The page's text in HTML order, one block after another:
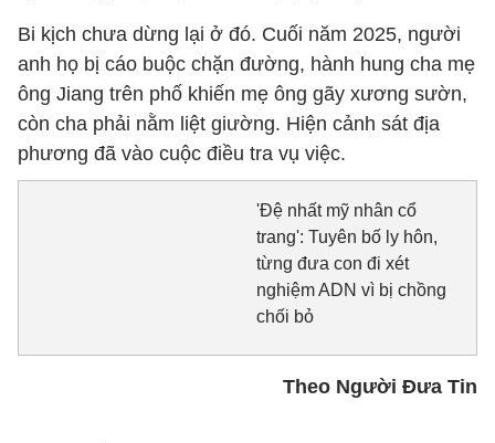
Bi kịch chưa dừng lại ở đó. Cuối năm 2025, người
anh họ bị cáo buộc chặn đường, hành hung cha mẹ
ông Jiang trên phố khiến mẹ ông gãy xương sườn,
còn cha phải nằm liệt giường. Hiện cảnh sát địa
phương đã vào cuộc điều tra vụ việc.
'Đệ nhất mỹ nhân cổ
trang': Tuyên bố ly hôn,
từng đưa con đi xét
nghiệm ADN vì bị chồng
chối bỏ
Theo Người Đưa Tin